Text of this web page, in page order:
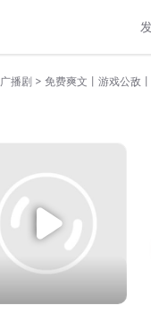
广播剧 > 免费爽文丨游戏公敌